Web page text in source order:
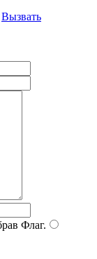
Вызвать
Флаг.